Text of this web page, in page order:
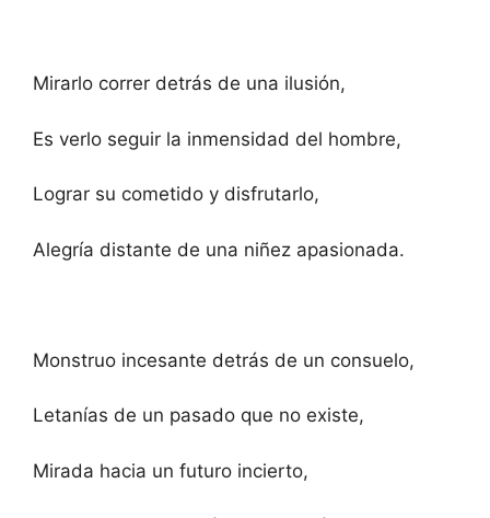
Mirarlo correr detrás de una ilusión,
Es verlo seguir la inmensidad del hombre,
Lograr su cometido y disfrutarlo,
Alegría distante de una niñez apasionada.
Monstruo incesante detrás de un consuelo,
Letanías de un pasado que no existe,
Mirada hacia un futuro incierto,